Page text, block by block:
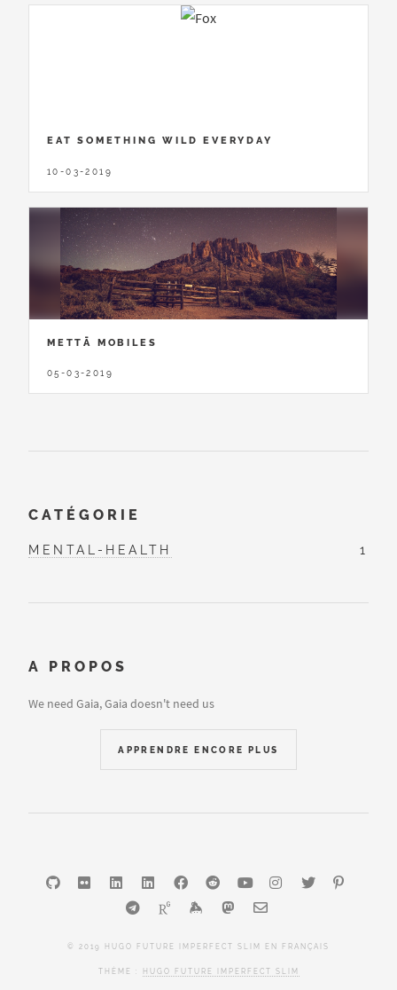
EAT SOMETHING WILD EVERYDAY
10-03-2019
METTĀ MOBILES
05-03-2019
CATÉGORIE
MENTAL-HEALTH 1
A PROPOS
We need Gaia, Gaia doesn't need us
APPRENDRE ENCORE PLUS
© 2019 HUGO FUTURE IMPERFECT SLIM EN FRANÇAIS
THÈME : HUGO FUTURE IMPERFECT SLIM